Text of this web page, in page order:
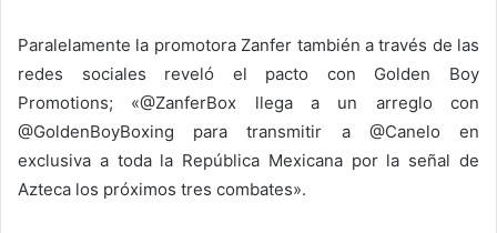
Paralelamente la promotora Zanfer también a través de las
redes sociales reveló el pacto con Golden Boy
Promotions; «@ZanferBox llega a un arreglo con
@GoldenBoyBoxing para transmitir a @Canelo en
exclusiva a toda la República Mexicana por la señal de
Azteca los próximos tres combates».